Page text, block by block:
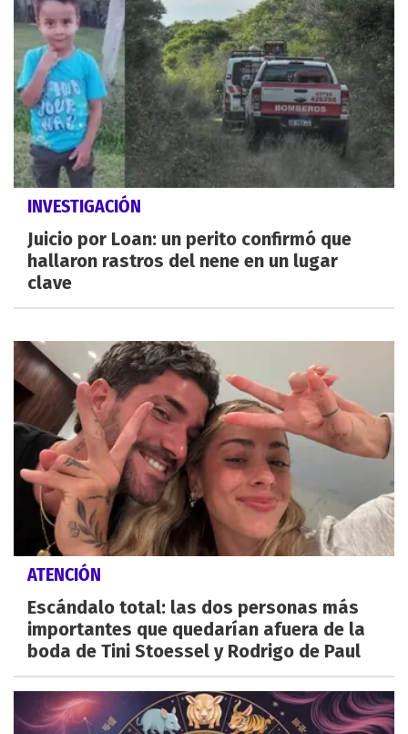
INVESTIGACIÓN
Juicio por Loan: un perito confirmó que
hallaron rastros del nene en un lugar
clave
ATENCIÓN
Escándalo total: las dos personas más
importantes que quedarían afuera de la
boda de Tini Stoessel y Rodrigo de Paul